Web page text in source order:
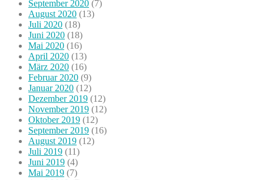
September 2020 (7)
August 2020 (13)
Juli 2020 (18)
Juni 2020 (18)
Mai 2020 (16)
April 2020 (13)
März 2020 (16)
Februar 2020 (9)
Januar 2020 (12)
Dezember 2019 (12)
November 2019 (12)
Oktober 2019 (12)
September 2019 (16)
August 2019 (12)
Juli 2019 (11)
Juni 2019 (4)
Mai 2019 (7)